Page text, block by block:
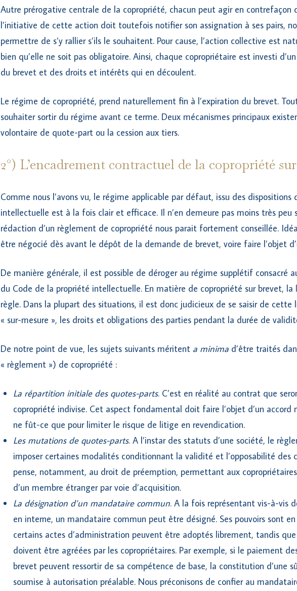
Autre prérogative centrale de la copropriété, chacun peut agir en contrefaçon
l’initiative de cette action doit toutefois notifier son assignation à ses pairs,
permettre de s’y rallier s’ils le souhaitent. Pour cause, l’action collective est
bien qu’elle ne soit pas obligatoire. Ainsi, chaque copropriétaire est investi
du brevet et des droits et intérêts qui en découlent.
Le régime de copropriété, prend naturellement fin à l’expiration du brevet.
souhaiter sortir du régime avant ce terme. Deux mécanismes principaux
volontaire de quote-part ou la cession aux tiers.
2°) L’encadrement contractuel de la copropriété
Comme nous l’avons vu, le régime applicable par défaut, issu des dispositions
intellectuelle est à la fois clair et efficace. Il n’en demeure pas moins très peu
rédaction d’un règlement de copropriété nous parait fortement conseillée.
être négocié dès avant le dépôt de la demande de brevet, voire faire l’objet
De manière générale, il est possible de déroger au régime supplétif consacré
du Code de la propriété intellectuelle. En matière de copropriété sur brevet,
règle. Dans la plupart des situations, il est donc judicieux de se saisir de cette
« sur-mesure », les droits et obligations des parties pendant la durée de
De notre point de vue, les sujets suivants méritent a minima d’être traités
« règlement ») de copropriété :
La répartition initiale des quotes-parts. C’est en réalité au contrat que
copropriété indivise. Cet aspect fondamental doit faire l’objet d’un accord
ne fût-ce que pour limiter le risque de litige en revendication.
Les mutations de quotes-parts. A l’instar des statuts d’une société, le
imposer certaines modalités conditionnant la validité et l’opposabilité des
pense, notamment, au droit de préemption, permettant aux copropriétaires
d’un membre étranger par voie d’acquisition.
La désignation d’un mandataire commun. A la fois représentant vis-à-vis
en interne, un mandataire commun peut être désigné. Ses pouvoirs sont
certains actes d’administration peuvent être adoptés librement, tandis que
doivent être agréées par les copropriétaires. Par exemple, si le paiement
brevet peuvent ressortir de sa compétence de base, la constitution d’une
soumise à autorisation préalable. Nous préconisons de confier au